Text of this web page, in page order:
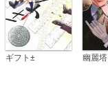
ギフト± 幽麗塔